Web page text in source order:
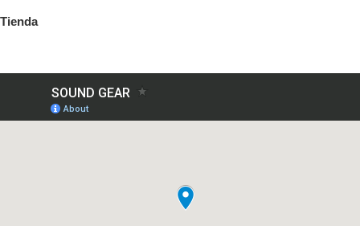
Tienda